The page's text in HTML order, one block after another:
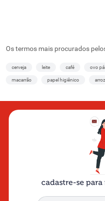
Os termos mais procurados
cerveja leite café ovo
macarrão papel higiênico arroz
cadastre-se